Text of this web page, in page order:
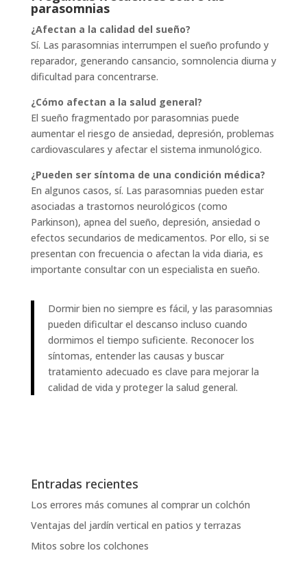
parasomnias
¿Afectan a la calidad del sueño?
Sí. Las parasomnias interrumpen el sueño profundo y
reparador, generando cansancio, somnolencia diurna y
dificultad para concentrarse.
¿Cómo afectan a la salud general?
El sueño fragmentado por parasomnias puede
aumentar el riesgo de ansiedad, depresión, problemas
cardiovasculares y afectar el sistema inmunológico.
¿Pueden ser síntoma de una condición médica?
En algunos casos, sí. Las parasomnias pueden estar
asociadas a trastornos neurológicos (como
Parkinson), apnea del sueño, depresión, ansiedad o
efectos secundarios de medicamentos. Por ello, si se
presentan con frecuencia o afectan la vida diaria, es
importante consultar con un especialista en sueño.
Dormir bien no siempre es fácil, y las parasomnias
pueden dificultar el descanso incluso cuando
dormimos el tiempo suficiente. Reconocer los
síntomas, entender las causas y buscar
tratamiento adecuado es clave para mejorar la
calidad de vida y proteger la salud general.
Entradas recientes
Los errores más comunes al comprar un colchón
Ventajas del jardín vertical en patios y terrazas
Mitos sobre los colchones